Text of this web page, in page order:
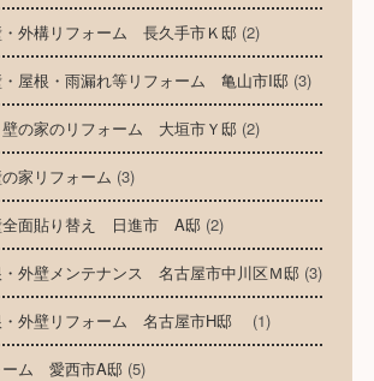
外構リフォーム 長久手市Ｋ邸(2)
屋根・雨漏れ等リフォーム 亀山市I邸(3)
の家のリフォーム 大垣市Ｙ邸(2)
家リフォーム (3)
面貼り替え 日進市 A邸(2)
外壁メンテナンス 名古屋市中川区Ｍ邸(3)
外壁リフォーム 名古屋市H邸 (1)
ーム 愛西市A邸(5)